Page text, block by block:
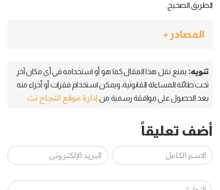
الطريق الصحيح.
المصادر +
تنويه: يمنع نقل هذا المقال كما هو أو استخدامه في أي مكان آخر
تحت طائلة المساءلة القانونية، ويمكن استخدام فقرات أو أجزاء منه
بعد الحصول على موافقة رسمية من إدارة موقع النجاح نت
أضف تعليقاً